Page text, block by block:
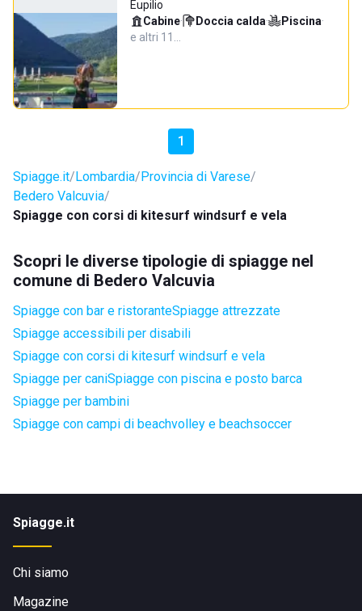
Eupilio
Cabine· Doccia calda· Piscina·
e altri 11…
1
Spiagge.it Lombardia Provincia di Varese
Bedero Valcuvia
Spiagge con corsi di kitesurf windsurf e vela
Scopri le diverse tipologie di spiagge nel
comune di Bedero Valcuvia
Spiagge con bar e ristoranteSpiagge attrezzate
Spiagge accessibili per disabili
Spiagge con corsi di kitesurf windsurf e vela
Spiagge per caniSpiagge con piscina e posto barca
Spiagge per bambini
Spiagge con campi di beachvolley e beachsoccer
Spiagge.it
Chi siamo
Magazine